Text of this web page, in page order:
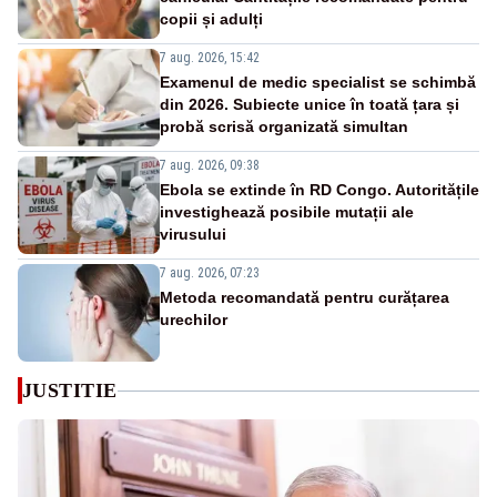
copii și adulți
7 aug. 2026, 15:42
Examenul de medic specialist se schimbă
din 2026. Subiecte unice în toată țara și
probă scrisă organizată simultan
7 aug. 2026, 09:38
Ebola se extinde în RD Congo. Autoritățile
investighează posibile mutații ale
virusului
7 aug. 2026, 07:23
Metoda recomandată pentru curățarea
urechilor
JUSTITIE